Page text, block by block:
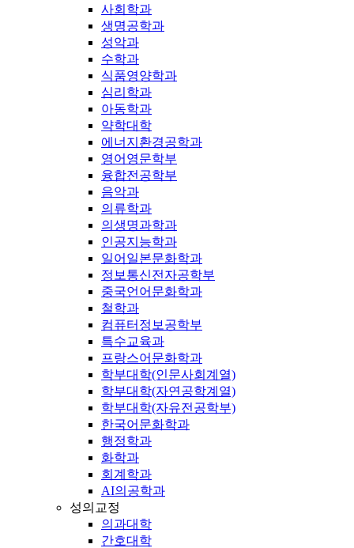
사회학과
생명공학과
성악과
수학과
식품영양학과
심리학과
아동학과
약학대학
에너지환경공학과
영어영문학부
융합전공학부
음악과
의류학과
의생명과학과
인공지능학과
일어일본문화학과
정보통신전자공학부
중국언어문화학과
철학과
컴퓨터정보공학부
특수교육과
프랑스어문화학과
학부대학(인문사회계열)
학부대학(자연공학계열)
학부대학(자유전공학부)
한국어문화학과
행정학과
화학과
회계학과
AI의공학과
성의교정
의과대학
간호대학